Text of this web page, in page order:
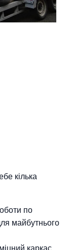
кілька
по
майбутнього